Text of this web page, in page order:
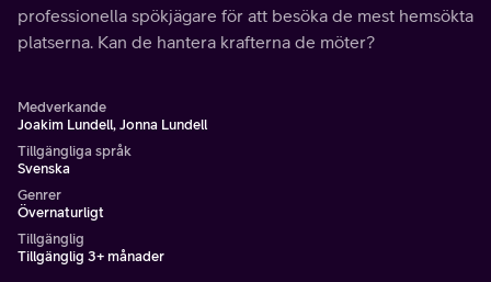
professionella spökjägare för att besöka de mest hemsökta
platserna. Kan de hantera krafterna de möter?
Medverkande
Joakim Lundell, Jonna Lundell
Tillgängliga språk
Svenska
Genrer
Övernaturligt
Tillgänglig
Tillgänglig 3+ månader